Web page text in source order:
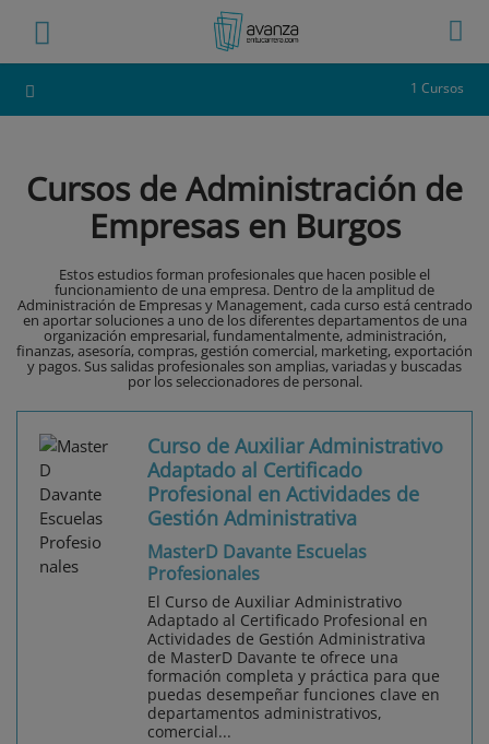
1 Cursos
Cursos de Administración de
Empresas en Burgos
Estos estudios forman profesionales que hacen posible el
funcionamiento de una empresa. Dentro de la amplitud de
Administración de Empresas y Management, cada curso está centrado
en aportar soluciones a uno de los diferentes departamentos de una
organización empresarial, fundamentalmente, administración,
finanzas, asesoría, compras, gestión comercial, marketing, exportación
y pagos. Sus salidas profesionales son amplias, variadas y buscadas
por los seleccionadores de personal.
Curso de Auxiliar Administrativo
Adaptado al Certificado
Profesional en Actividades de
Gestión Administrativa
MasterD Davante Escuelas
Profesionales
El Curso de Auxiliar Administrativo
Adaptado al Certificado Profesional en
Actividades de Gestión Administrativa
de MasterD Davante te ofrece una
formación completa y práctica para que
puedas desempeñar funciones clave en
departamentos administrativos,
comercial...